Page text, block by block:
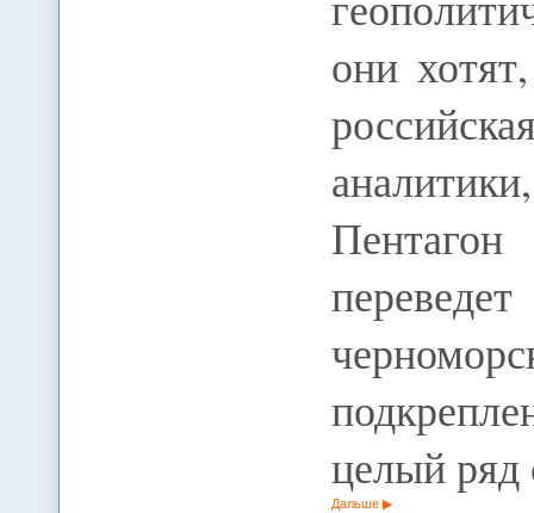
они
целый
Дальше